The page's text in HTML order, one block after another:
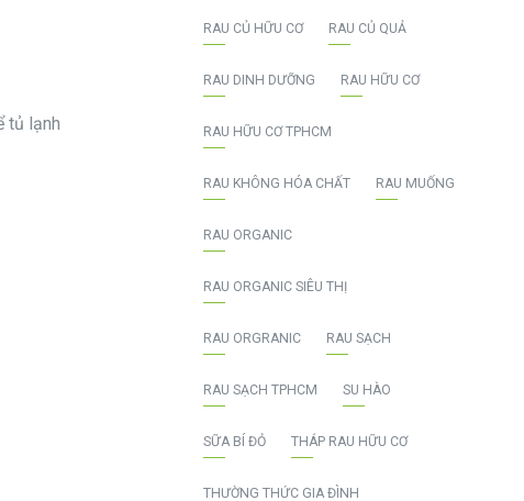
tủ lạnh
RAU CỦ HỮU CƠ RAU CỦ QUẢ
RAU DINH DƯỠNG RAU HỮU CƠ
RAU HỮU CƠ TPHCM
RAU KHÔNG HÓA CHẤT RAU MUỐNG
RAU ORGANIC
RAU ORGANIC SIÊU THỊ
RAU ORGRANIC RAU SẠCH
RAU SẠCH TPHCM SU HÀO
SỮA BÍ ĐỎ THÁP RAU HỮU CƠ
THƯỜNG THỨC GIA ĐÌNH